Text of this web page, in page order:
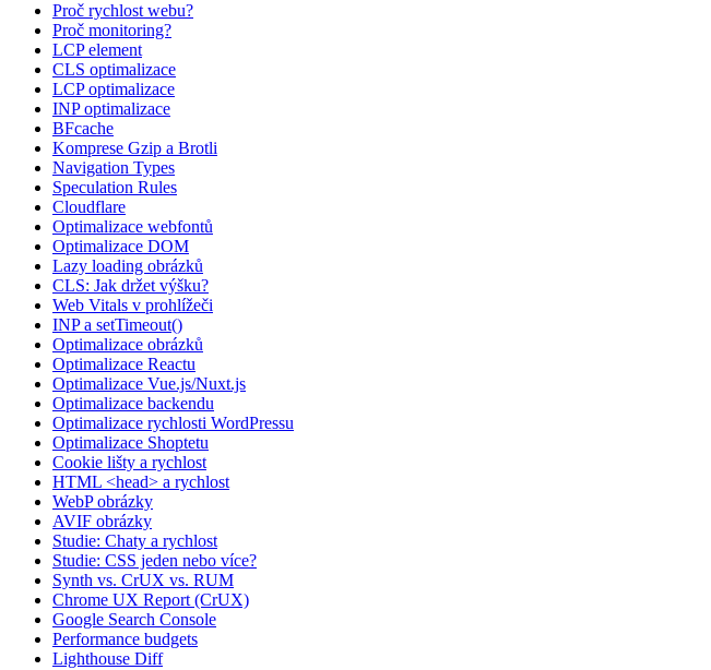
Proč rychlost webu?
Proč monitoring?
LCP element
CLS optimalizace
LCP optimalizace
INP optimalizace
BFcache
Komprese Gzip a Brotli
Navigation Types
Speculation Rules
Cloudflare
Optimalizace webfontů
Optimalizace DOM
Lazy loading obrázků
CLS: Jak držet výšku?
Web Vitals v prohlížeči
INP a setTimeout()
Optimalizace obrázků
Optimalizace Reactu
Optimalizace Vue.js/Nuxt.js
Optimalizace backendu
Optimalizace rychlosti WordPressu
Optimalizace Shoptetu
Cookie lišty a rychlost
HTML <head> a rychlost
WebP obrázky
AVIF obrázky
Studie: Chaty a rychlost
Studie: CSS jeden nebo více?
Synth vs. CrUX vs. RUM
Chrome UX Report (CrUX)
Google Search Console
Performance budgets
Lighthouse Diff